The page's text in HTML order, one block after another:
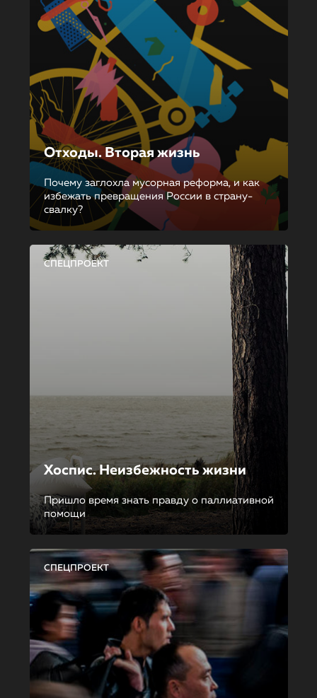
Отходы. Вторая жизнь
Почему заглохла мусорная реформа, и как
избежать превращения России в страну-
свалку?
СПЕЦПРОЕКТ
Хоспис. Неизбежность жизни
Пришло время знать правду о паллиативной
помощи
СПЕЦПРОЕКТ